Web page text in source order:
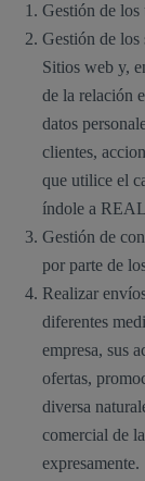
Gestión de los
Gestión de los
Sitios web y,
de la relación
datos
clientes,
que utilice el
índole a
Gestión de
por parte de
Realizar
diferentes
empresa, sus
ofertas,
diversa
comercial de
expresamente.